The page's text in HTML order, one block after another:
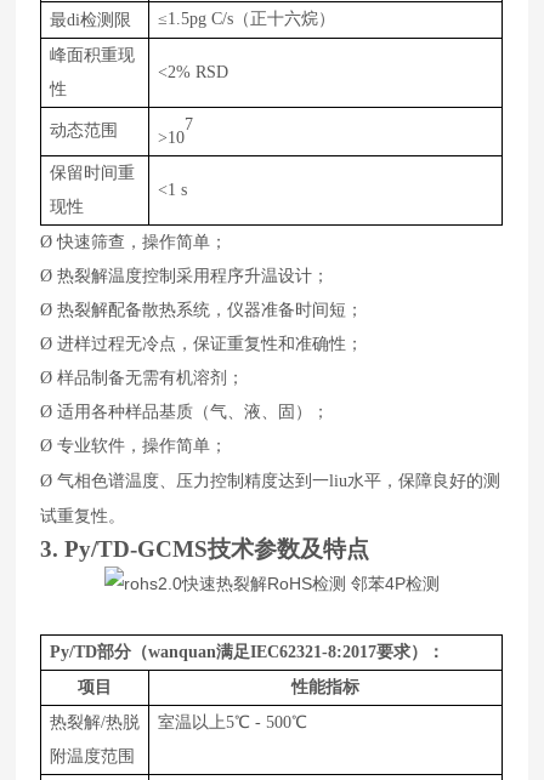
最di检测限
≤1.5pg C/s（正十六烷）
峰面积重现
性
<2% RSD
动态范围 >10
7
保留时间重
现性
<1 s
Ø快速筛查，操作简单；
Ø热裂解温度控制采用程序升温设计；
Ø热裂解配备散热系统，仪器准备时间短；
Ø进样过程无冷点，保证重复性和准确性；
Ø样品制备无需有机溶剂；
Ø适用各种样品基质（气、液、固）；
Ø专业软件，操作简单；
Ø气相色谱温度、压力控制精度达到一liu水平，保障良好的测
试重复性。
3. Py/TD-GCMS技术参数及特点
Py/TD部分（wanquan满足IEC62321-8:2017要求）：
项目
性能指标
热裂解/热脱
附温度范围
室温以上5℃ - 500℃